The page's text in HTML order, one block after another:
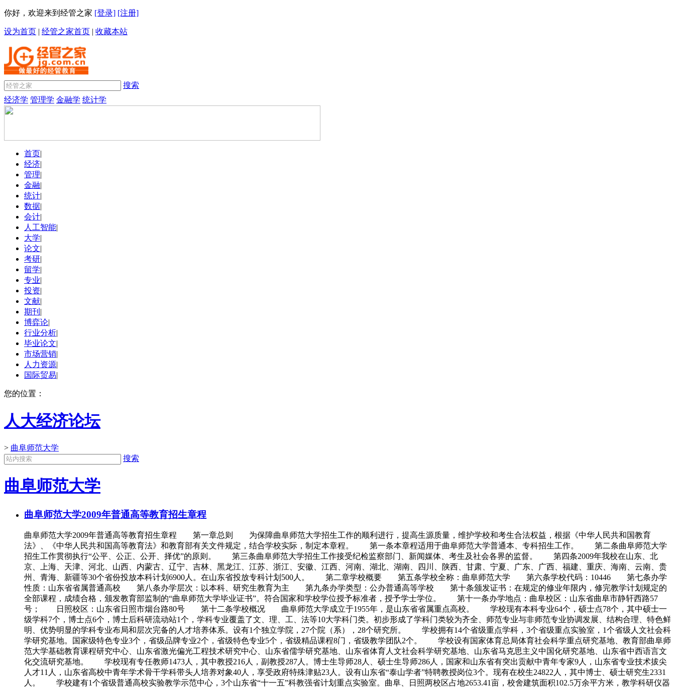
你好，欢迎来到经管之家 [登录] [注册]
设为首页 | 经管之家首页 | 收藏本站
搜索
经济学 管理学 金融学 统计学
首页|
经济|
管理|
金融|
统计|
数据|
会计|
人工智能|
大学|
论文|
考研|
留学|
专业|
投资|
文献|
期刊 |
博弈论|
行业分析|
毕业论文|
市场营销|
人力资源|
国际贸易|
您的位置：
人大经济论坛
> 曲阜师范大学
搜索
曲阜师范大学
曲阜师范大学2009年普通高等教育招生章程
曲阜师范大学2009年普通高等教育招生章程 第一章总则 为保障曲阜师范大学招生工作的顺利进行，提高生源质量，维护学校和考生合法权益，根据《中华人民共和国教育
法》、《中华人民共和国高等教育法》和教育部有关文件规定，结合学校实际，制定本章程。 第一条本章程适用于曲阜师范大学普通本、专科招生工作。 第二条曲阜师范大学
招生工作贯彻执行“公平、公正、公开、择优”的原则。 第三条曲阜师范大学招生工作接受纪检监察部门、新闻媒体、考生及社会各界的监督。 第四条2009年我校在山东、北
京、上海、天津、河北、山西、内蒙古、辽宁、吉林、黑龙江、江苏、浙江、安徽、江西、河南、湖北、湖南、四川、陕西、甘肃、宁夏、广东、广西、福建、重庆、海南、云南、贵
州、青海、新疆等30个省份投放本科计划6900人。在山东省投放专科计划500人。 第二章学校概要 第五条学校全称：曲阜师范大学 第六条学校代码：10446 第七条办学
性质：山东省省属普通高校 第八条办学层次：以本科、研究生教育为主 第九条办学类型：公办普通高等学校 第十条颁发证书：在规定的修业年限内，修完教学计划规定的
全部课程，成绩合格，颁发教育部监制的“曲阜师范大学毕业证书”。符合国家和学校学位授予标准者，授予学士学位。 第十一条办学地点：曲阜校区：山东省曲阜市静轩西路57
号； 日照校区：山东省日照市烟台路80号 第十二条学校概况 曲阜师范大学成立于1955年，是山东省省属重点高校。 学校现有本科专业64个，硕士点78个，其中硕士一
级学科7个，博士点6个，博士后科研流动站1个，学科专业覆盖了文、理、工、法等10大学科门类。初步形成了学科门类较为齐全、师范专业与非师范专业协调发展、结构合理、特色鲜
明、优势明显的学科专业布局和层次完备的人才培养体系。设有1个独立学院，27个院（系），28个研究所。 学校拥有14个省级重点学科，3个省级重点实验室，1个省级人文社会科
学研究基地。国家级特色专业3个，省级品牌专业2个，省级特色专业5个，省级精品课程8门，省级教学团队2个。 学校设有国家体育总局体育社会科学重点研究基地、教育部曲阜师
范大学基础教育课程研究中心、山东省激光偏光工程技术研究中心、山东省儒学研究基地、山东省体育人文社会科学研究基地、山东省马克思主义中国化研究基地、山东省中西语言文
化交流研究基地。 学校现有专任教师1473人，其中教授216人，副教授287人。博士生导师28人、硕士生导师286人，国家和山东省有突出贡献中青年专家9人，山东省专业技术拔尖
人才11人，山东省高校中青年学术骨干学科带头人培养对象40人，享受政府特殊津贴23人。设有山东省“泰山学者”特聘教授岗位3个。现有在校生24822人，其中博士、硕士研究生2331
人。 学校建有1个省级普通高校实验教学示范中心，3个山东省“十一五”科教强省计划重点实验室。曲阜、日照两校区占地2653.41亩，校舍建筑面积102.5万余平方米，教学科研仪器